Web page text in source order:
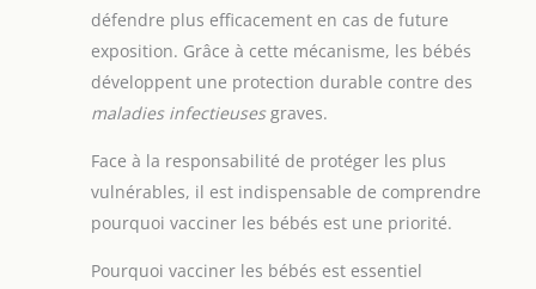
défendre plus efficacement en cas de future
exposition. Grâce à cette mécanisme, les bébés
développent une protection durable contre des
maladies infectieusesgraves.
Face à la responsabilité de protéger les plus
vulnérables, il est indispensable de comprendre
pourquoi vacciner les bébés est une priorité.
Pourquoi vacciner les bébés est essentiel